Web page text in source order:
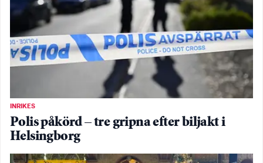
INRIKES
Polis påkörd – tre gripna efter biljakt i
Helsingborg